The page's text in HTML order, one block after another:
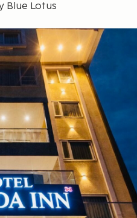
Blue Lotus